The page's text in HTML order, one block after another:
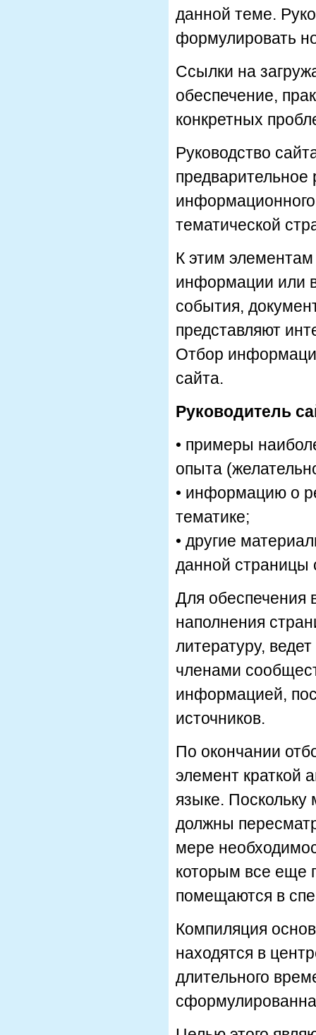
данной теме.
формулировать
Ссылки на
обеспечение,
конкретных
Руководство
тематической
К этим элементам
информации или
события,
представляют
Отбор
сайта.
Руководитель
• примеры
опыта
• информацию о
тематике;
• другие
данной
Для обеспечения
наполнения
литературу,
членами
информацией,
источников.
По окончании
элемент краткой
языке.
должны
мере
которым все еще
помещаются в
Компиляция
находятся в
длительного